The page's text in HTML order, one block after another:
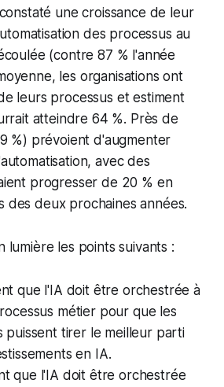
une croissance de leur
des processus au
(contre 87 % l'année
les organisations ont
leurs processus et estiment
atteindre 64 %. Près de
%) prévoient d'augmenter
avec des
progresser de 20 % en
des deux prochaines années.
lumière les points suivants :
que l'IA doit être orchestrée à
métier pour que les
puissent tirer le meilleur parti
en IA.
que l'IA doit être orchestrée